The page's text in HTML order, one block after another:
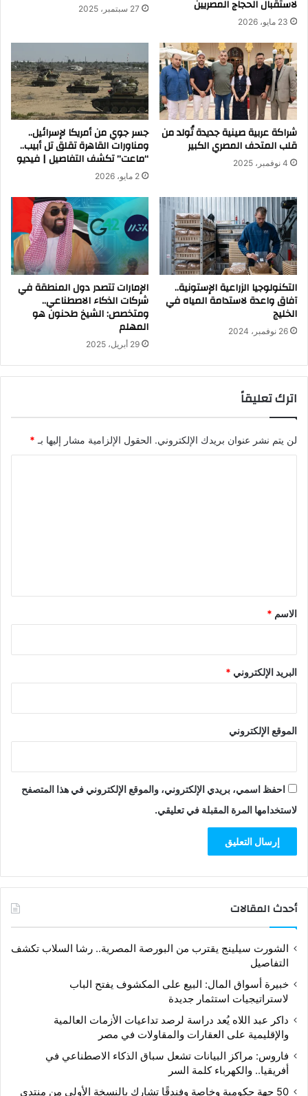
لاستقبال الحجاج المصريين
23 مايو، 2026
27 سبتمبر، 2025
شراكة عربية صينية جديدة تُولد من
قلب المتحف المصري الكبير
4 نوفمبر، 2025
جسر جوي من أمريكا لإسرائيل..
ومناورات القاهرة تقلق تل أبيب..
“ماعت” تكشف التفاصيل | فيديو
2 مايو، 2026
التكنولوجيا الزراعية الإستونية..
آفاق واعدة لاستدامة المياه في
الخليج
26 نوفمبر، 2024
الإمارات تتصدر دول المنطقة في
شركات الذكاء الاصطناعي..
ومتخصص: الشيخ طحنون هو
المهلم
29 أبريل، 2025
اترك تعليقاً
لن يتم نشر عنوان بريدك الإلكتروني. الحقول الإلزامية مشار إليها بـ *
*
الاسم *
البريد الإلكتروني *
الموقع الإلكتروني
احفظ اسمي، بريدي الإلكتروني، والموقع الإلكتروني في هذا المتصفح
لاستخدامها المرة المقبلة في تعليقي.
أحدث المقالات
الشورت سيلينج يقترب من البورصة المصرية.. رشا السلاب تكشف
التفاصيل
خبيرة أسواق المال: البيع على المكشوف يفتح الباب
لاستراتيجيات استثمار جديدة
داكر عبد اللاه يُعد دراسة لرصد تداعيات الأزمات العالمية
والإقليمية على العقارات والمقاولات في مصر
فاروس: مراكز البيانات تشعل سباق الذكاء الاصطناعي في
أفريقيا.. والكهرباء كلمة السر
50 جهة حكومية وخاصة وفندقًا تشارك بالنسخة الأولى من منتدى